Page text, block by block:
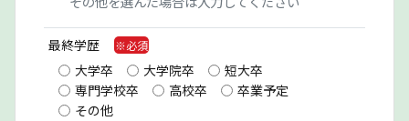
最終学歴
大学卒
大学院卒
短大卒
専門学校卒
高校卒
卒業予定
その他